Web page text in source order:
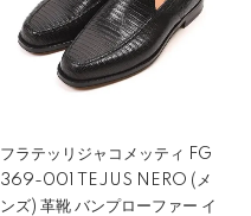
フラテッリジャコメッティ FG
369-001 TEJUS NERO (メ
ンズ) 革靴 バンプローファー イ